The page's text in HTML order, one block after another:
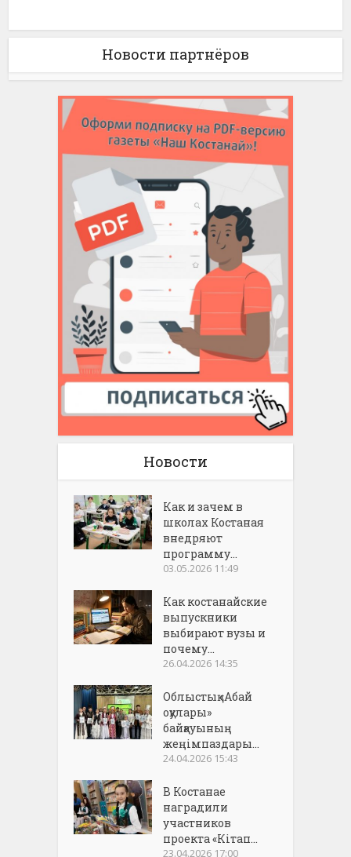
Новости партнёров
Новости
Как и зачем в
школах Костаная
внедряют
программу...
03.05.2026 11:49
Как костанайские
выпускники
выбирают вузы и
почему...
26.04.2026 14:35
Облыстық «Абай
оқулары»
байқауының
жеңімпаздары...
24.04.2026 15:43
В Костанае
наградили
участников
проекта «Кітап...
23.04.2026 17:00